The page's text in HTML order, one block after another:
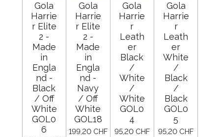
Gola
Harrie
r Elite
2 -
Made
in
Engla
nd -
Black
/ Off
White
GOL0
6
Gola
Harrie
r Elite
2 -
Made
in
Engla
nd -
Navy
/ Off
White
GOL18
199,20 CHF
Gola
Harrie
r
Leath
er
Black
/
White
/
White
GOL0
4
95,20 CHF
Gola
Harrie
r
Leath
er
White
/
Black
/
Black
GOL0
5
95,20 CHF